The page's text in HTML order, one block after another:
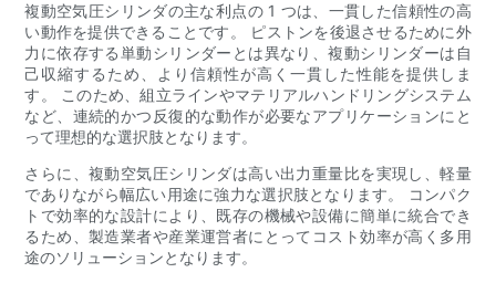
複動空気圧シリンダの主な利点の 1 つは、一貫した信頼性の高
い動作を提供できることです。 ピストンを後退させるために外
力に依存する単動シリンダーとは異なり、複動シリンダーは自
己収縮するため、より信頼性が高く一貫した性能を提供しま
す。 このため、組立ラインやマテリアルハンドリングシステム
など、連続的かつ反復的な動作が必要なアプリケーションにと
って理想的な選択肢となります。
さらに、複動空気圧シリンダは高い出力重量比を実現し、軽量
でありながら幅広い用途に強力な選択肢となります。 コンパク
トで効率的な設計により、既存の機械や設備に簡単に統合でき
るため、製造業者や産業運営者にとってコスト効率が高く多用
途のソリューションとなります。